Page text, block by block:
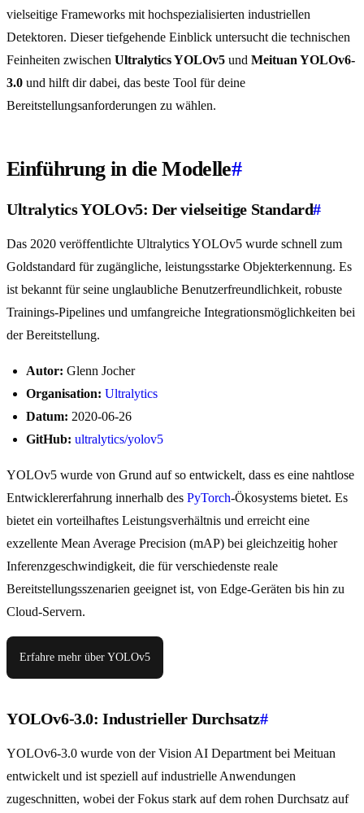
vielseitige Frameworks mit hochspezialisierten industriellen
Detektoren. Dieser tiefgehende Einblick untersucht die technischen
Feinheiten zwischen Ultralytics YOLOv5 und Meituan YOLOv6-
3.0 und hilft dir dabei, das beste Tool für deine
Bereitstellungsanforderungen zu wählen.
Einführung in die Modelle#
Ultralytics YOLOv5: Der vielseitige Standard#
Das 2020 veröffentlichte Ultralytics YOLOv5 wurde schnell zum
Goldstandard für zugängliche, leistungsstarke Objekterkennung. Es
ist bekannt für seine unglaubliche Benutzerfreundlichkeit, robuste
Trainings-Pipelines und umfangreiche Integrationsmöglichkeiten bei
der Bereitstellung.
Autor: Glenn Jocher
Organisation: Ultralytics
Datum: 2020-06-26
GitHub: ultralytics/yolov5
YOLOv5 wurde von Grund auf so entwickelt, dass es eine nahtlose
Entwicklererfahrung innerhalb des PyTorch-Ökosystems bietet. Es
bietet ein vorteilhaftes Leistungsverhältnis und erreicht eine
exzellente Mean Average Precision (mAP) bei gleichzeitig hoher
Inferenzgeschwindigkeit, die für verschiedenste reale
Bereitstellungsszenarien geeignet ist, von Edge-Geräten bis hin zu
Cloud-Servern.
Erfahre mehr über YOLOv5
YOLOv6-3.0: Industrieller Durchsatz#
YOLOv6-3.0 wurde von der Vision AI Department bei Meituan
entwickelt und ist speziell auf industrielle Anwendungen
zugeschnitten, wobei der Fokus stark auf dem rohen Durchsatz auf